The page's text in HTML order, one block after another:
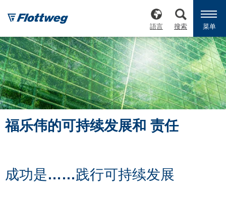
語言 搜索 菜单
福乐伟的可持续发展和 责任
成功是……践行可持续发展